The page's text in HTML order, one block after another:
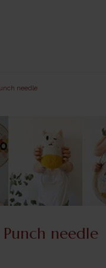
needle
Punch needle